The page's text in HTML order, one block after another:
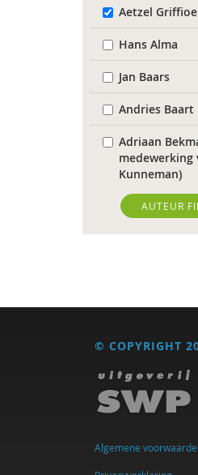
Aetzel
Hans Alma
Jan Baars
Andries Baart
Adriaan
medewerking
Kunneman)
Elena Bendien
Frans Berkers
Carol D. Ryff
Michiel de
Clementine
AUTEUR
© COPYRIGHT
Algemene